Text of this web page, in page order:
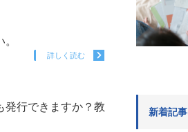
詳しく読む
発行できますか？教
新着記事